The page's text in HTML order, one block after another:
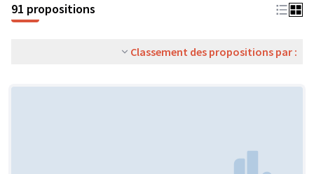
91 propositions
Classement des propositions par :